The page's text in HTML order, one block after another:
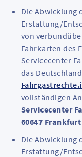
Die Abwicklung
Erstattung/
von
Fahrkarten des
Servicecenter
das
vollständigen
Servicecenter
60647
Die Abwicklung
Erstattung/